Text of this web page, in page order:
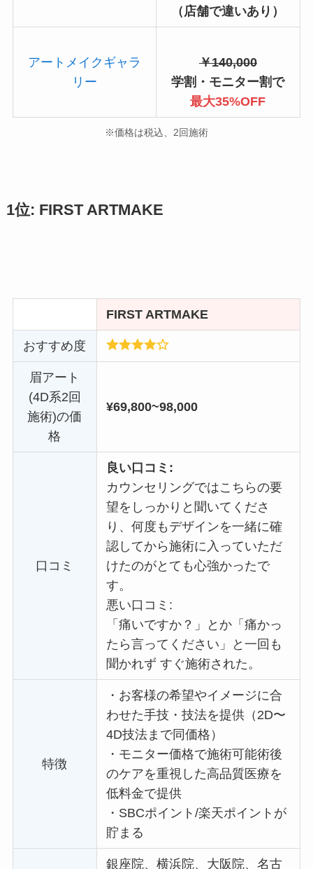
（店舗で違いあり）
アートメイクギャラ
リー
￥140,000
学割・モニター割で
最大35%OFF
※価格は税込、2回施術
1位: FIRST ARTMAKE
FIRST ARTMAKE
おすすめ度
眉アート
(4D系2回
施術)の価
格
¥69,800~98,000
口コミ
良い口コミ:
カウンセリングではこちらの要
望をしっかりと聞いてくださ
り、何度もデザインを一緒に確
認してから施術に入っていただ
けたのがとても心強かったで
す。
悪い口コミ:
「痛いですか？」とか「痛かっ
たら言ってください」と一回も
聞かれず すぐ施術された。
特徴
・ お客様の希望やイメージに合
わせた手技・技法を提供（2D〜
4D技法まで同価格）
・ モニター価格で施術可能術後
のケアを重視した高品質医療を
低料金で提供
・ SBCポイント/楽天ポイントが
貯まる
銀座院、横浜院、大阪院、名古